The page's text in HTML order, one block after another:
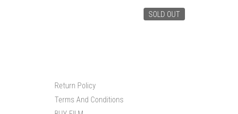
SOLD OUT
Return Policy
Terms And Conditions